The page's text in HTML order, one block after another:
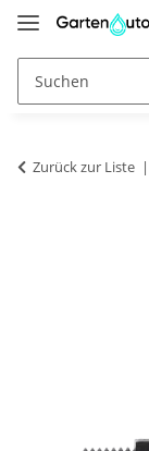
Zurück zur Liste